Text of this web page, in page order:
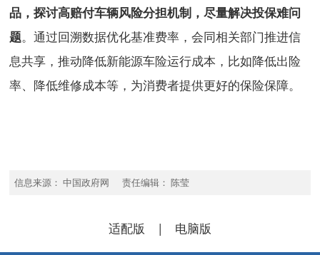
品，探讨高赔付车辆风险分担机制，尽量解决投保难问
题。通过回溯数据优化基准费率，会同相关部门推进信
息共享，推动降低新能源车险运行成本，比如降低出险
率、降低维修成本等，为消费者提供更好的保险保障。
信息来源： 中国政府网 责任编辑： 陈莹
适配版 | 电脑版